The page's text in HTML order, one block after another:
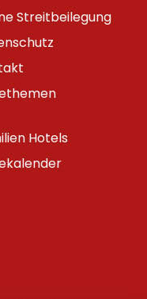
Streitbeilegung
Hotels